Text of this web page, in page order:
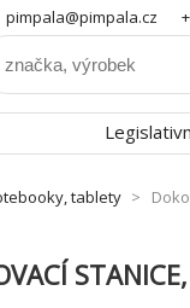
pimpala@pimpala.cz
tablety